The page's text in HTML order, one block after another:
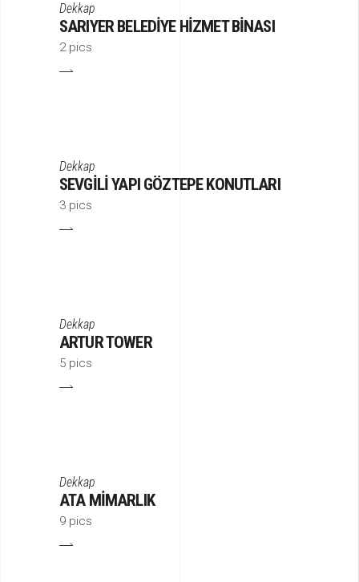
Dekkap
SARIYER BELEDIYE HIZMET BINASI
2 pics
Dekkap
SEVGILI YAPI GÖZTEPE KONUTLARI
3 pics
Dekkap
ARTUR TOWER
5 pics
Dekkap
ATA MIMARLIK
9 pics